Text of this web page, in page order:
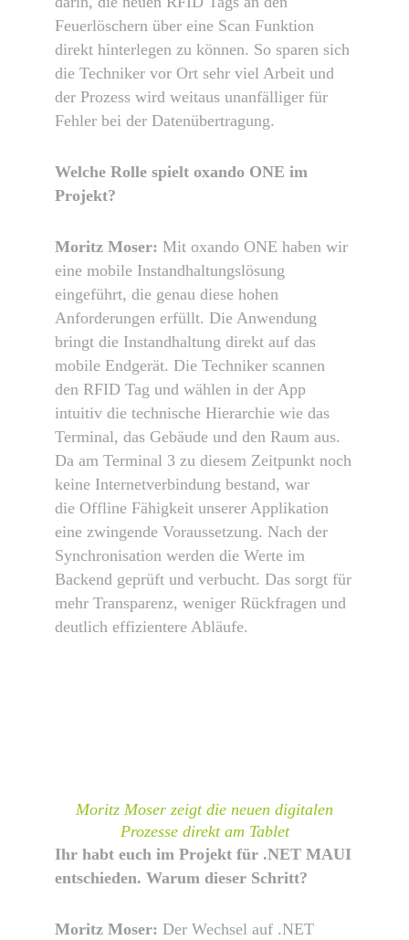
Feuerlöschern über eine Scan Funktion
direkt hinterlegen zu können. So sparen sich
die Techniker vor Ort sehr viel Arbeit und
der Prozess wird weitaus unanfälliger für
Fehler bei der Datenübertragung.
Welche Rolle spielt oxando ONE im
Projekt?
Moritz Moser: Mit oxando ONE haben wir
eine mobile Instandhaltungslösung
eingeführt, die genau diese hohen
Anforderungen erfüllt. Die Anwendung
bringt die Instandhaltung direkt auf das
mobile Endgerät. Die Techniker scannen
den RFID Tag und wählen in der App
intuitiv die technische Hierarchie wie das
Terminal, das Gebäude und den Raum aus.
Da am Terminal 3 zu diesem Zeitpunkt noch
keine Internetverbindung bestand, war
die Offline Fähigkeit unserer Applikation
eine zwingende Voraussetzung. Nach der
Synchronisation werden die Werte im
Backend geprüft und verbucht. Das sorgt für
mehr Transparenz, weniger Rückfragen und
deutlich effizientere Abläufe.
Moritz Moser zeigt die neuen digitalen
Prozesse direkt am Tablet
Ihr habt euch im Projekt für .NET MAUI
entschieden. Warum dieser Schritt?
Moritz Moser: Der Wechsel auf .NET